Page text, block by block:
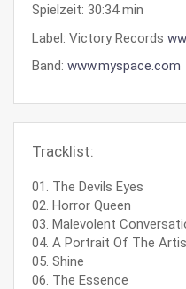
Spielzeit: 30:34 min
Label: Victory Records
Band: www.myspace.com
Tracklist:
01. The Devils Eyes
02. Horror Queen
03. Malevolent
04. A Portrait Of The
05. Shine
06. The Essence